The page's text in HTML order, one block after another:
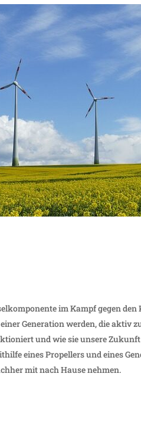
im Kampf gegen
Gene­ra­tion werden, die aktiv
und wie sie unsere
eines Propel­lers und eines
mit nach Hause nehmen.